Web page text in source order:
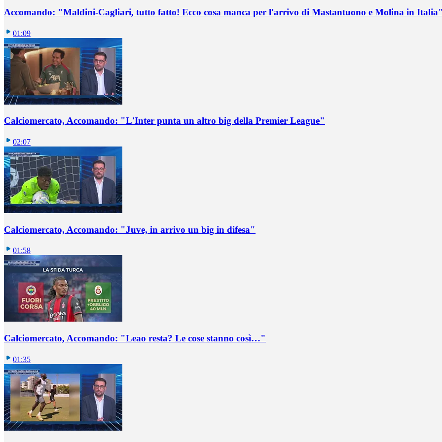
Accomando: "Maldini-Cagliari, tutto fatto! Ecco cosa manca per l'arrivo di Mastantuono e Molina in
01:09
Calciomercato, Accomando: "L'Inter punta un altro big della Premier League"
02:07
Calciomercato, Accomando: "Juve, in arrivo un big in difesa"
01:58
Calciomercato, Accomando: "Leao resta? Le cose stanno così…"
01:35